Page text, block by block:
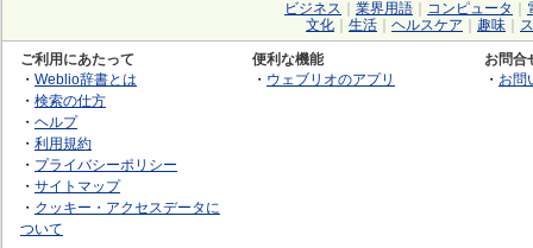
ビジネス 業界用語 コンピュータ
文化
生活 ヘルスケア 趣味
ご利用にあたって
・ Weblio辞書とは
・ 検索の仕方
・ ヘルプ
・ 利用規約
・ プライバシーポリシー
・ サイトマップ
・ クッキー・アクセスデータに
ついて
便利な機能
・ ウェブリオのアプリ
お問合
・ お問